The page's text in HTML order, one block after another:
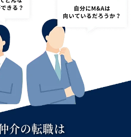
介の転職は